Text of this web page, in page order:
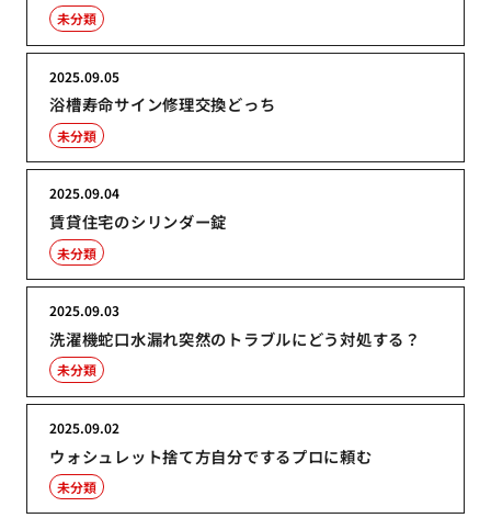
未分類
浴槽寿命サイン修理交換どっち
2025.09.05
未分類
賃貸住宅のシリンダー錠
2025.09.04
未分類
洗濯機蛇口水漏れ突然のトラブルにどう対処する？
2025.09.03
未分類
ウォシュレット捨て方自分でするプロに頼む
2025.09.02
未分類